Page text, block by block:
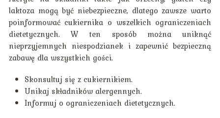
laktoza mogą być niebezpieczne, dlatego zawsze warto
poinformować cukiernika o wszelkich ograniczeniach
dietetycznych. W ten sposób można uniknąć
nieprzyjemnych niespodzianek i zapewnić bezpieczną
zabawę dla wszystkich gości.
Skonsultuj się z cukiernikiem.
Unikaj składników alergennych.
Informuj o ograniczeniach dietetycznych.